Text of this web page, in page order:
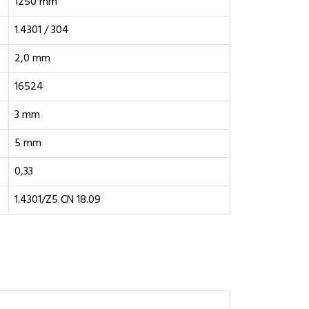
1.4301 / 304
2,0 mm
16524
3 mm
5 mm
0,33
1.4301/Z5 CN 18.09